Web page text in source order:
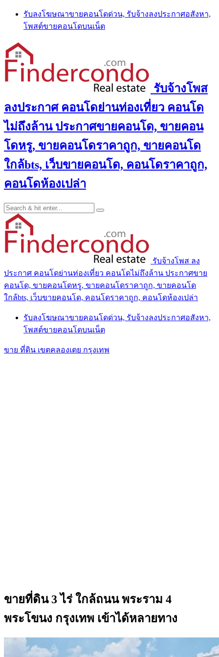
Skip
content
รับลงโฆษณาขายคอนโดด่วน, รับจ้างลงประกาศอสังหา,
โพสต์ขายคอนโดบนเน็ต
รับจ้างโพส
ลงประกาศ คอนโดย่านท่องเที่ยว คอนโด
ไม่ถึงล้าน ประกาศขายคอนโด, ขายคอน
โดหรู, ขายคอนโดราคาถูก, ขายคอนโด
ใกล้bts, เว็บขายคอนโด, คอนโดราคาถูก,
คอนโดห้องเปล่า
รับจ้างโพส ลง
ประกาศ คอนโดย่านท่องเที่ยว คอนโดไม่ถึงล้าน ประกาศขาย
คอนโด, ขายคอนโดหรู, ขายคอนโดราคาถูก, ขายคอนโด
ใกล้bts, เว็บขายคอนโด, คอนโดราคาถูก, คอนโดห้องเปล่า
รับลงโฆษณาขายคอนโดด่วน, รับจ้างลงประกาศอสังหา,
โพสต์ขายคอนโดบนเน็ต
ขาย ที่ดิน เขตคลองเตย กรุงเทพ
ขายที่ดิน 3 ไร่ ใกล้ถนน พระราม 4
พระโขนง กรุงเทพ เข้าได้หลายทาง